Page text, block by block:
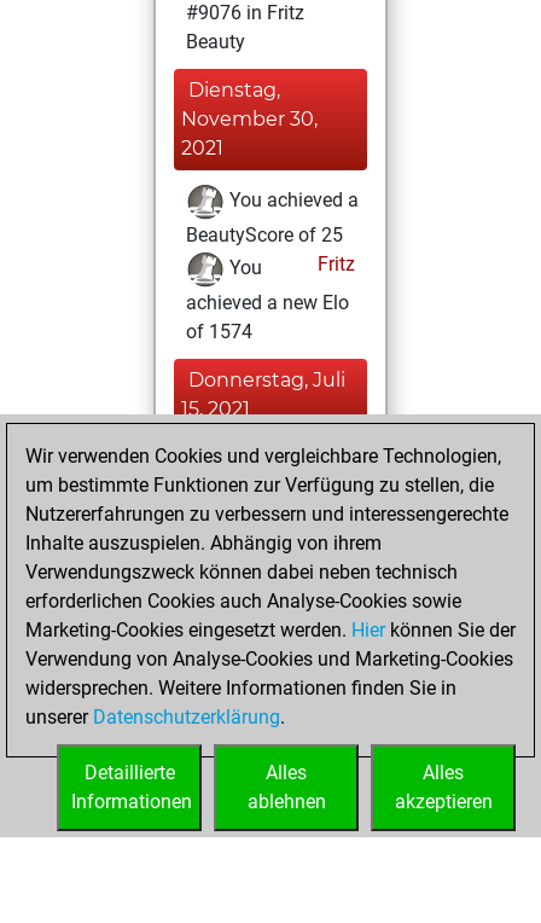
#9076 in Fritz
Beauty
Dienstag,
November 30,
2021
You achieved a
BeautyScore of 25
Fritz
You
achieved a new Elo
of 1574
Donnerstag, Juli
15, 2021
You played 3
blitz games
Play
=0 -3 in blitz
Mittwoch,
November 25,
2020
You created
your Fritz account
Wir verwenden Cookies und vergleichbare Technologien,
um bestimmte Funktionen zur Verfügung zu stellen, die
Nutzererfahrungen zu verbessern und interessengerechte
Inhalte auszuspielen. Abhängig von ihrem
Verwendungszweck können dabei neben technisch
erforderlichen Cookies auch Analyse-Cookies sowie
Marketing-Cookies eingesetzt werden. Hierkönnen Sie der
Verwendung von Analyse-Cookies und Marketing-Cookies
widersprechen. Weitere Informationen finden Sie in
unserer Datenschutzerklärung.
Alles
akzeptieren
Alles
ablehnen
Detaillierte
Informationen